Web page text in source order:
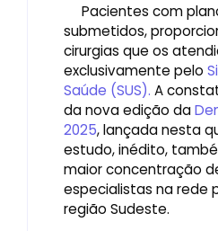
Pacientes com
submetidos,
cirurgias que os
exclusivamente pelo
Saúde (SUS). A
da nova edição da
2025, lançada nesta
estudo, inédito,
maior concentração
especialistas na rede
região Sudeste.